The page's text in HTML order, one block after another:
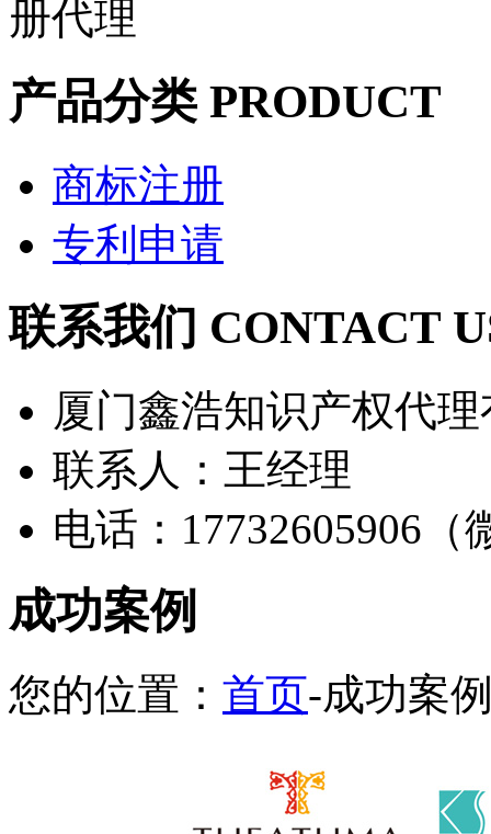
产品分类 PRODUCT
商标注册
专利申请
联系我们 CONTACT
厦门鑫浩知识产权代
联系人：王经理
电话：17732605906（
成功案例
您的位置： 首页-成功案